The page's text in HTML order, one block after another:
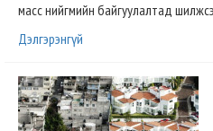
масс нийгмийн байгуулалтад
Дэлгэрэнгүй